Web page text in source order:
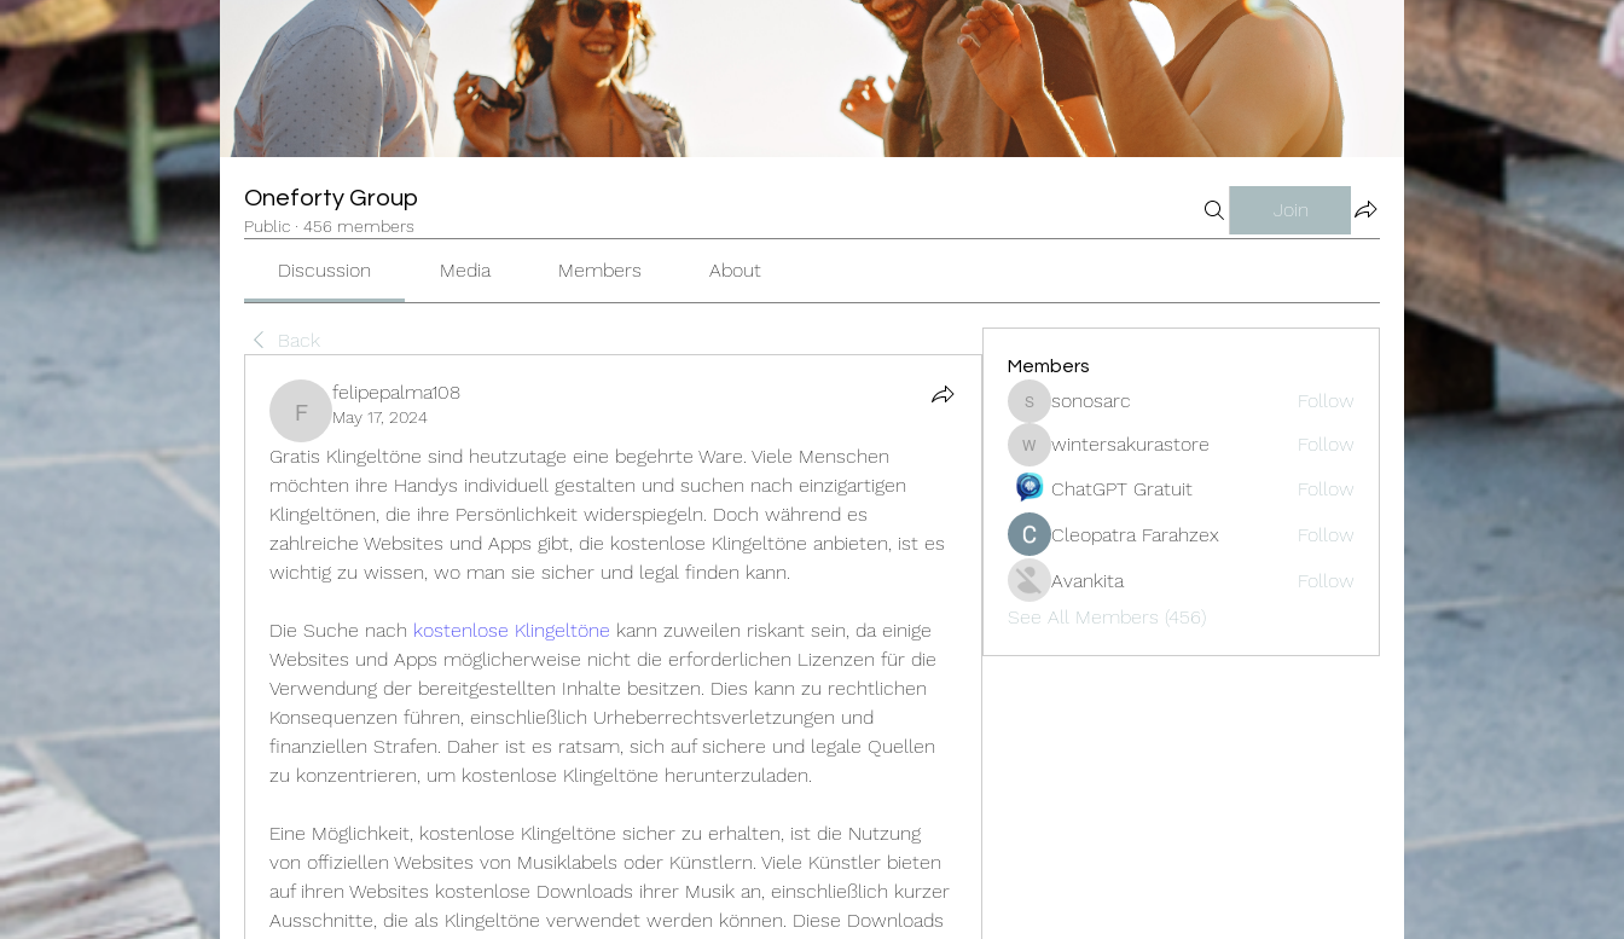
Oneforty Group
Public · 456 members
Join
Discussion Media Members About
Back
felipepalma108
felipepalma108
May 17, 2024
Gratis Klingeltöne sind heutzutage eine begehrte Ware. Viele Menschen
möchten ihre Handys individuell gestalten und suchen nach einzigartigen
Klingeltönen, die ihre Persönlichkeit widerspiegeln. Doch während es
zahlreiche Websites und Apps gibt, die kostenlose Klingeltöne anbieten, ist es
wichtig zu wissen, wo man sie sicher und legal finden kann.
Die Suche nach kostenlose Klingeltöne kann zuweilen riskant sein, da einige
Websites und Apps möglicherweise nicht die erforderlichen Lizenzen für die
Verwendung der bereitgestellten Inhalte besitzen. Dies kann zu rechtlichen
Konsequenzen führen, einschließlich Urheberrechtsverletzungen und
finanziellen Strafen. Daher ist es ratsam, sich auf sichere und legale Quellen
zu konzentrieren, um kostenlose Klingeltöne herunterzuladen.
Eine Möglichkeit, kostenlose Klingeltöne sicher zu erhalten, ist die Nutzung
von offiziellen Websites von Musiklabels oder Künstlern. Viele Künstler bieten
auf ihren Websites kostenlose Downloads ihrer Musik an, einschließlich kurzer
Ausschnitte, die als Klingeltöne verwendet werden können. Diese Downloads
Members
sonosarc
sonosarc Follow
wintersakurastore
wintersakurastore
Follow
ChatGPT Gratuit
Follow
Cleopatra Farahzex
Follow
Avankita
Follow
See All Members (456)